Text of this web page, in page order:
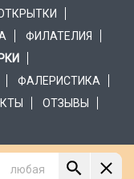
ФИЛАТЕЛИЯ
ФАЛЕРИСТИКА
ОТЗЫВЫ